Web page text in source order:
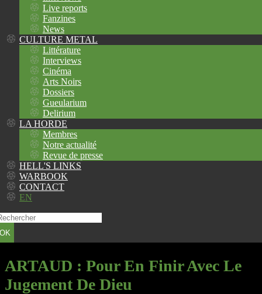
Live reports
Fanzines
News
CULTURE METAL
Littérature
Interviews
Cinéma
Arts Noirs
Dossiers
Gueularium
Delirium
LA HORDE
Membres
Notre actualité
Revue de presse
HELL'S LINKS
WARBOOK
CONTACT
EN
OK
ARTAUD : Pour En Finir Avec Le
Jugement De Dieu